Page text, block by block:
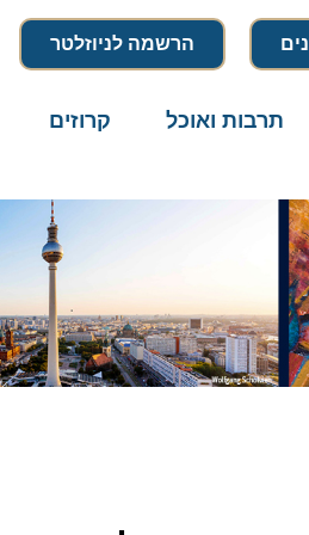
הרשמה לניוזלטר
תרבות ואוכל קרוזים